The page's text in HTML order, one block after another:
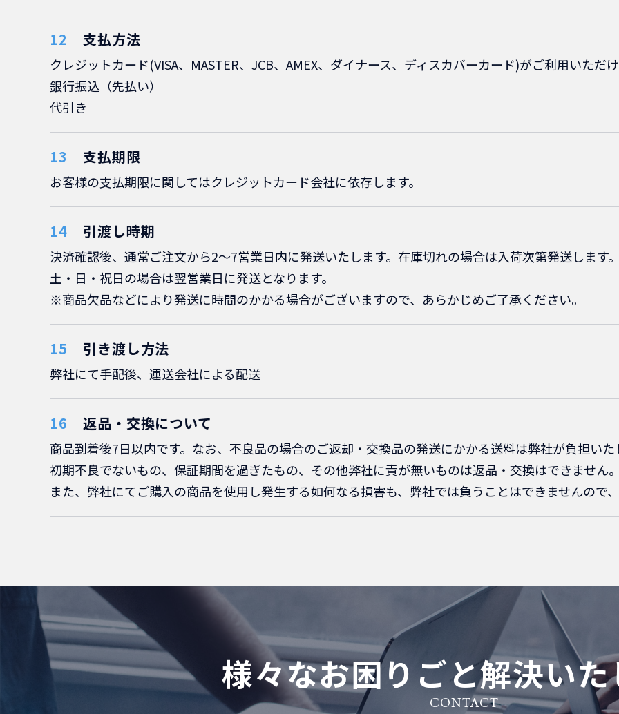
支払方法
クレジットカード(VISA、MASTER、JCB、AMEX、ダイナース、ディスカバーカード)がご利用いただけ
銀行振込（先払い）
代引き
支払期限
お客様の支払期限に関してはクレジットカード会社に依存します。
引渡し時期
決済確認後、通常ご注文から2～7営業日内に発送いたします。在庫切れの場合は入荷次第発送します。
土・日・祝日の場合は翌営業日に発送となります。
※商品欠品などにより発送に時間のかかる場合がございますので、あらかじめご了承ください。
引き渡し方法
弊社にて手配後、運送会社による配送
返品・交換について
商品到着後7日以内です。なお、不良品の場合のご返却・交換品の発送にかかる送料は弊社が負担いた
初期不良でないもの、保証期間を過ぎたもの、その他弊社に責が無いものは返品・交換はできません。
また、弊社にてご購入の商品を使用し発生する如何なる損害も、弊社では負うことはできませんので
様々なお困りごと解決い
CONTACT